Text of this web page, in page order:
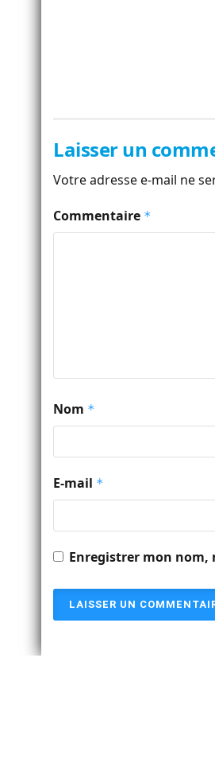
Laisser un
Votre adresse e-mail ne
Commentaire *
Nom *
E-mail *
Enregistrer mon